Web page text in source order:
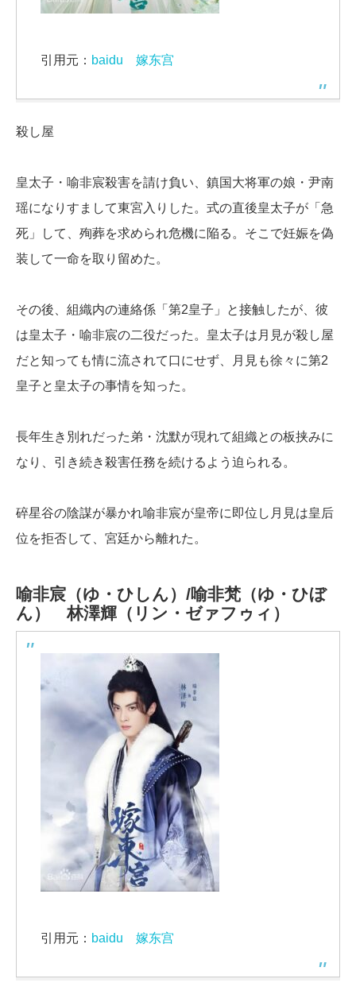
引用元： baidu 嫁东宫
殺し屋
皇太子・喻非宸殺害を請け負い、鎮国大将軍の娘・尹南
瑶になりすまして東宮入りした。式の直後皇太子が「急
死」して、殉葬を求められ危機に陥る。そこで妊娠を偽
装して一命を取り留めた。
その後、組織内の連絡係「第2皇子」と接触したが、彼
は皇太子・喻非宸の二役だった。皇太子は月見が殺し屋
だと知っても情に流されて口にせず、月見も徐々に第2
皇子と皇太子の事情を知った。
長年生き別れだった弟・沈默が現れて組織との板挟みに
なり、引き続き殺害任務を続けるよう迫られる。
碎星谷の陰謀が暴かれ喻非宸が皇帝に即位し月見は皇后
位を拒否して、宮廷から離れた。
喻非宸（ゆ・ひしん）/喻非梵（ゆ・ひぼ
ん）
林澤輝（リン・ゼァフゥィ）
引用元： baidu 嫁东宫